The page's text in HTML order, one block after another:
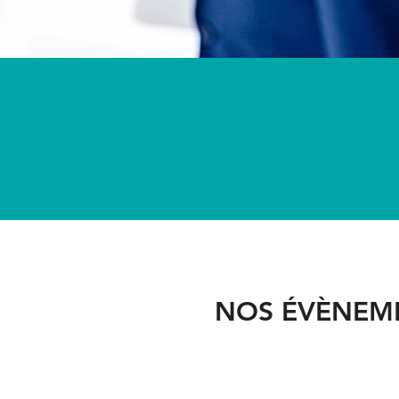
NOS